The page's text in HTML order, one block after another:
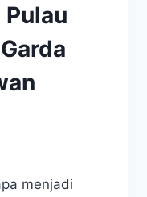
menjadi